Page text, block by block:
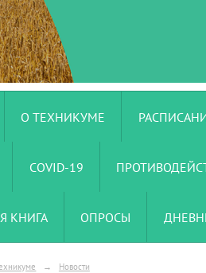
О ТЕХНИКУМЕ
COVID-19
КНИГА ОПРОСЫ
→ Новости